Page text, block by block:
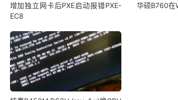
增加独立网卡后PXE启动报错PXE-
EC8
华硕B760在